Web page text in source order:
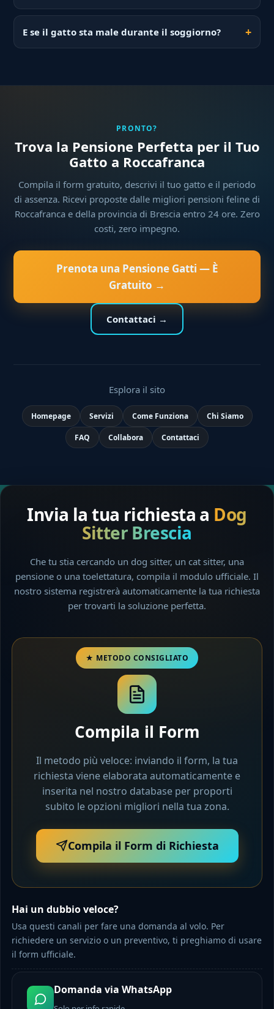
E se il gatto sta male durante il soggiorno?
PRONTO?
Trova la Pensione Perfetta per il Tuo
Gatto a Roccafranca
Compila il form gratuito, descrivi il tuo gatto e il periodo
di assenza. Ricevi proposte dalle migliori pensioni feline di
Roccafranca e della provincia di Brescia entro 24 ore. Zero
costi, zero impegno.
Prenota una Pensione Gatti — È
Gratuito →
Contattaci →
Esplora il sito
Homepage Servizi Come Funziona Chi Siamo
FAQ Collabora Contattaci
Invia la tua richiesta a Dog
Sitter Brescia
Che tu stia cercando un dog sitter, un cat sitter, una
pensione o una toelettatura, compila il modulo ufficiale. Il
nostro sistema registrerà automaticamente la tua richiesta
per trovarti la soluzione perfetta.
Compila il Form
Il metodo più veloce: inviando il form, la tua
richiesta viene elaborata automaticamente e
inserita nel nostro database per proporti
subito le opzioni migliori nella tua zona.
Compila il Form di Richiesta
Hai un dubbio veloce?
Usa questi canali per fare una domanda al volo. Per
richiedere un servizio o un preventivo, ti preghiamo di usare
il form ufficiale.
Domanda via WhatsApp